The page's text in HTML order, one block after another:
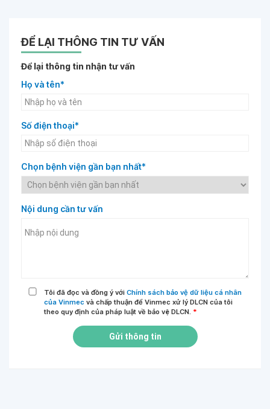
ĐỂ LẠI THÔNG TIN TƯ VẤN
Để lại thông tin nhận tư vấn
Họ và tên*
Số điện thoại*
Chọn bệnh viện gần bạn nhất*
Nội dung cần tư vấn
Tôi đã đọc và đồng ý với Chính sách bảo vệ dữ liệu cá nhân
của Vinmec và chấp thuận để Vinmec xử lý DLCN của tôi
theo quy định của pháp luật về bảo vệ DLCN. *
Gửi thông tin